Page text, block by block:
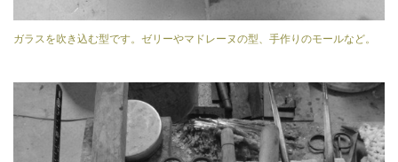
ガラスを吹き込む型です。ゼリーやマドレーヌの型、手作りのモールなど。